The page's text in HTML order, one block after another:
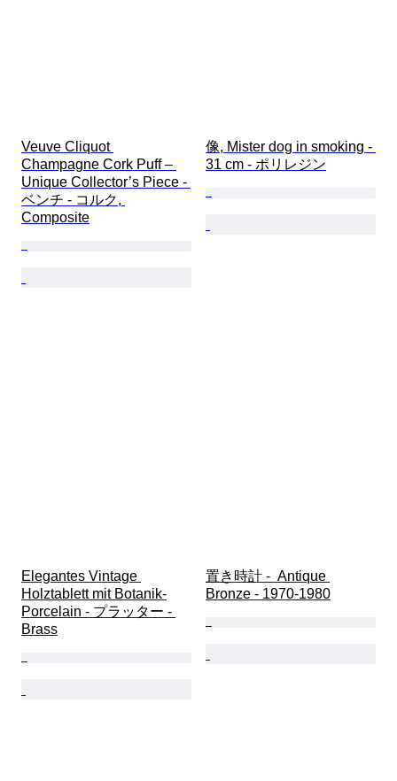
Veuve Cliquot
Champagne Cork Puff –
Unique Collector’s Piece -
ベンチ - コルク,
Composite
像, Mister dog in smoking -
31 cm - ポリレジン
Elegantes Vintage
Holztablett mit Botanik-
Porcelain - プラッター -
Brass
置き時計 -  Antique
Bronze - 1970-1980